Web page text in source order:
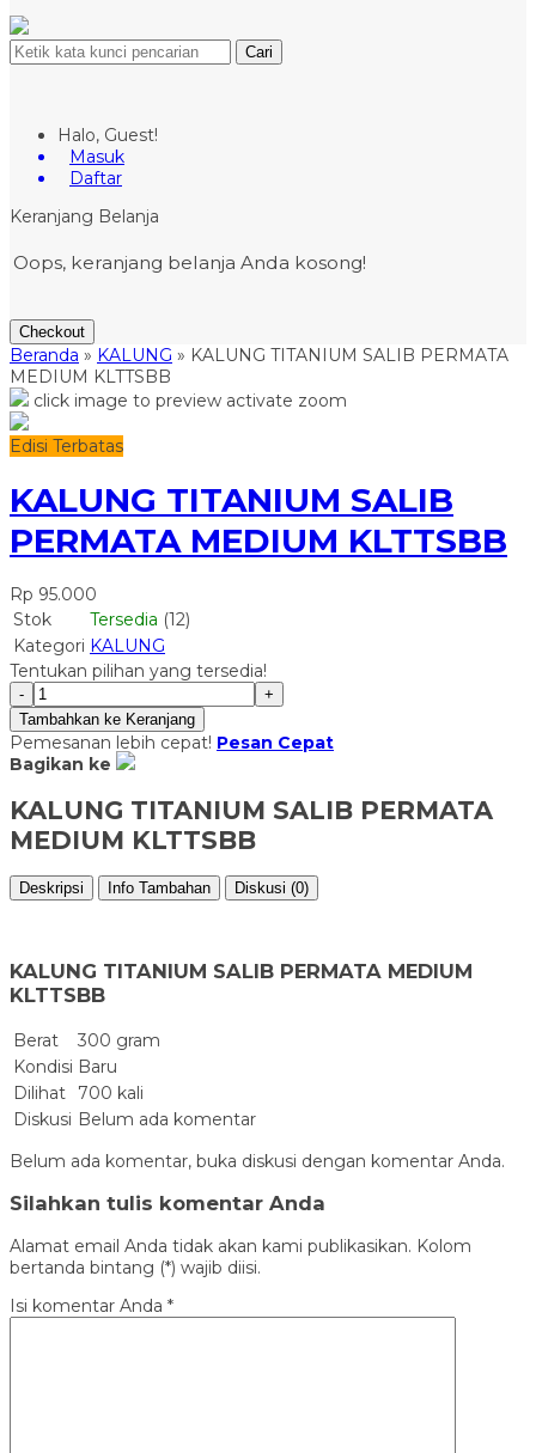
Cari
Halo, Guest!
Masuk
Daftar
Keranjang Belanja
Oops, keranjang belanja Anda kosong!
Checkout
Beranda » KALUNG » KALUNG TITANIUM SALIB PERMATA
MEDIUM KLTTSBB
click image to preview activate zoom
Edisi Terbatas
KALUNG TITANIUM SALIB
PERMATA MEDIUM KLTTSBB
Rp 95.000
Stok
Tersedia (12)
Kategori KALUNG
Tentukan pilihan yang tersedia!
-
+
Tambahkan ke Keranjang
Pemesanan lebih cepat! Pesan Cepat
Bagikan ke
KALUNG TITANIUM SALIB PERMATA
MEDIUM KLTTSBB
Deskripsi Info Tambahan Diskusi (0)
KALUNG TITANIUM SALIB PERMATA MEDIUM
KLTTSBB
Berat
300 gram
Kondisi Baru
Dilihat
700 kali
Diskusi Belum ada komentar
Belum ada komentar, buka diskusi dengan komentar Anda.
Silahkan tulis komentar Anda
Alamat email Anda tidak akan kami publikasikan. Kolom
bertanda bintang (*) wajib diisi.
Isi komentar Anda *